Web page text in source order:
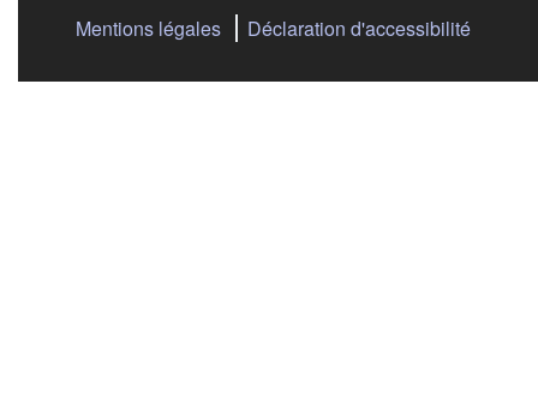
Mentions légales Déclaration d'accessibilité